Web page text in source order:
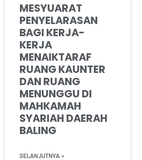
MESYUARAT
PENYELARASAN
BAGI KERJA-
KERJA
MENAIKTARAF
RUANG KAUNTER
DAN RUANG
MENUNGGU DI
MAHKAMAH
SYARIAH DAERAH
BALING
SELANJUTNYA »